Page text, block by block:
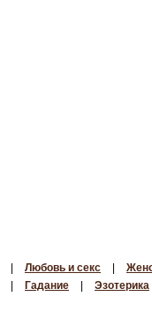
Любовь и секс
Гадание Эзотерика